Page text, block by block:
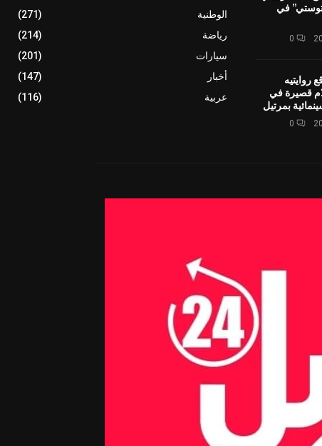
في
0
روايتيه
قصيرة في
بمرتيل
0
الوطنية
(271)
رياضة
(214)
سيارات
(201)
أخبار
(147)
عربية
(116)